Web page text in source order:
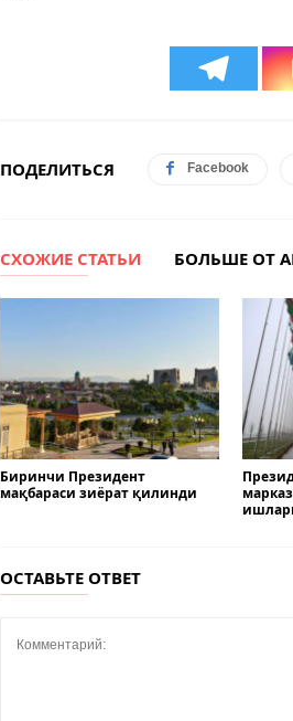
ПОДЕЛИТЬСЯ Facebook
СХОЖИЕ СТАТЬИ БОЛЬШЕ ОТ
Биринчи Президент
мақбараси зиёрат қилинди
ОСТАВЬТЕ ОТВЕТ